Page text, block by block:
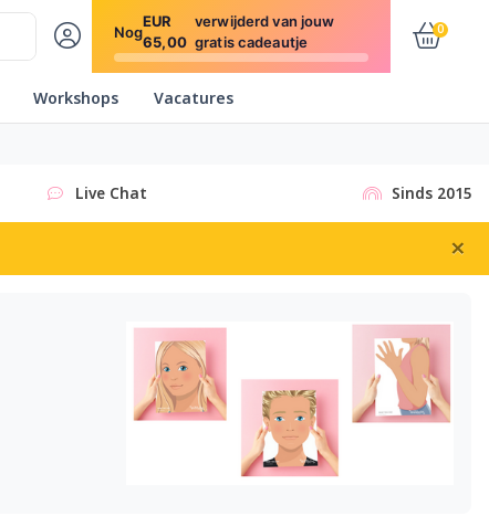
Nog
EUR
65,00
verwijderd van jouw
gratis cadeautje
0
Workshops Vacatures
Live Chat Sinds 2015
×